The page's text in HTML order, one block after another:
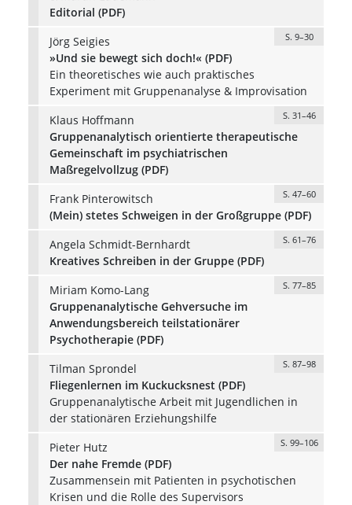
Editorial (PDF)
Jörg Seigies
S. 9–30
»Und sie bewegt sich doch!« (PDF)
Ein theoretisches wie auch praktisches
Experiment mit Gruppenanalyse & Improvisation
Klaus Hoffmann
S. 31–46
Gruppenanalytisch orientierte therapeutische
Gemeinschaft im psychiatrischen
Maßregelvollzug (PDF)
Frank Pinterowitsch
S. 47–60
(Mein) stetes Schweigen in der Großgruppe (PDF)
Angela Schmidt-Bernhardt
S. 61–76
Kreatives Schreiben in der Gruppe (PDF)
Miriam Komo-Lang
S. 77–85
Gruppenanalytische Gehversuche im
Anwendungsbereich teilstationärer
Psychotherapie (PDF)
Tilman Sprondel
S. 87–98
Fliegenlernen im Kuckucksnest (PDF)
Gruppenanalytische Arbeit mit Jugendlichen in
der stationären Erziehungshilfe
Pieter Hutz
S. 99–106
Der nahe Fremde (PDF)
Zusammensein mit Patienten in psychotischen
Krisen und die Rolle des Supervisors